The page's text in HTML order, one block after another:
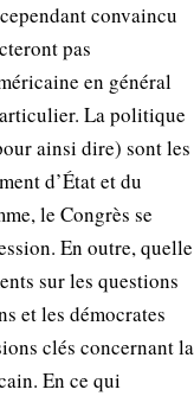
convaincu
pas
en général
La politique
ainsi dire) sont les
d’État et du
le Congrès se
En outre, quelle
sur les questions
et les démocrates
clés concernant la
En ce qui